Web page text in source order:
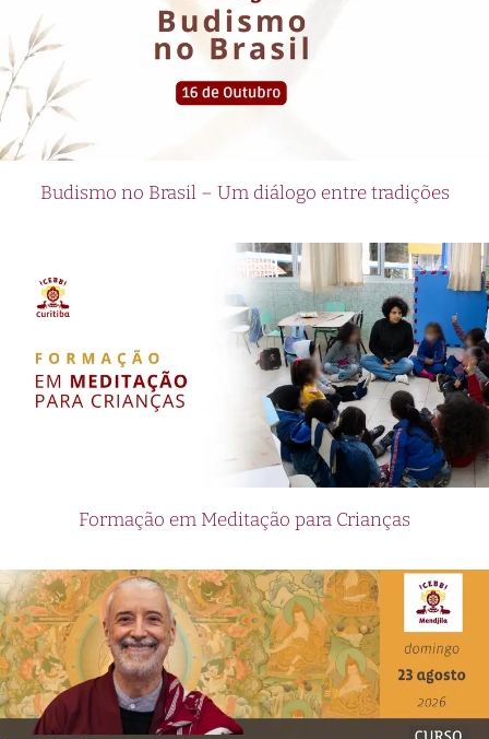
Budismo no Brasil – Um diálogo entre tradições
Formação em Meditação para Crianças